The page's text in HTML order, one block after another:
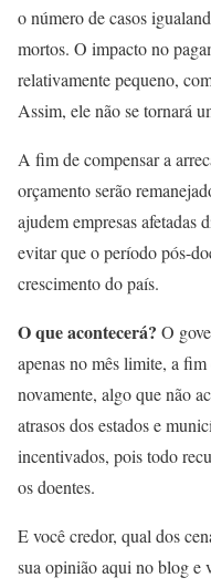
o número de casos
mortos. O impacto no
relativamente pequeno,
Assim, ele não se tornará
A fim de compensar a
orçamento serão
ajudem empresas afetadas
evitar que o período pós-
crescimento do país.
O que acontecerá? O
apenas no mês limite, a
novamente, algo que não
atrasos dos estados e
incentivados, pois todo
os doentes.
E você credor, qual dos
sua opinião aqui no blog e